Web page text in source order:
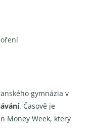
gymnázia v
. Časově je
Money Week, který